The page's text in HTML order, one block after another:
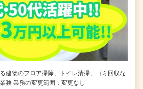
建物のフロア掃除、トイレ清掃、ゴミ回収な
務 業務の変更範囲：変更なし